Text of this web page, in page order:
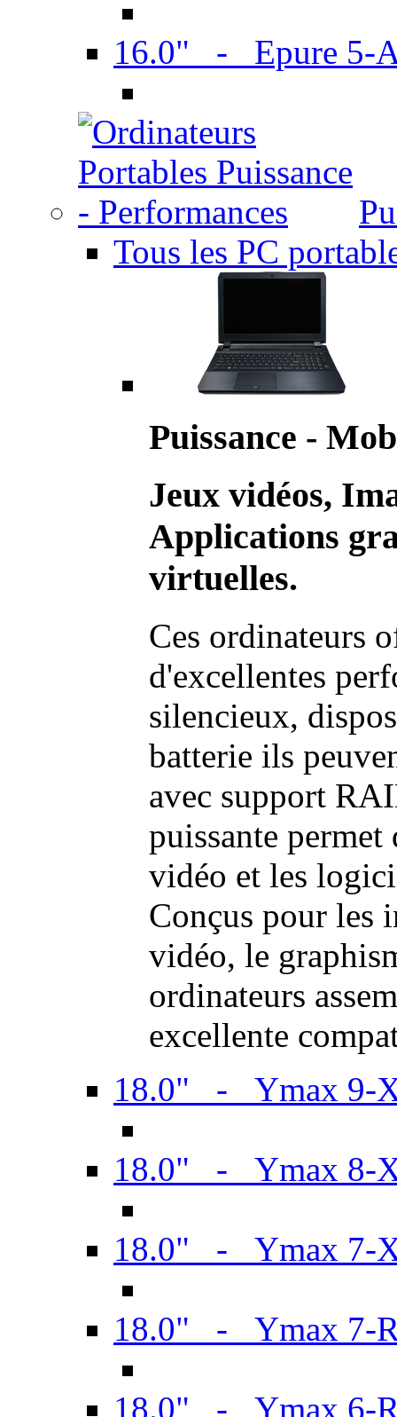
16.0" - Epure 5-
Tous les PC
Puissance -
Jeux vidéos,
Applications
virtuelles.
Ces ordinateurs
d'excellentes
silencieux,
batterie ils
avec support
puissante permet
vidéo et les
Conçus pour les
vidéo, le
ordinateurs
excellente
18.0" - Ymax 9-
18.0" - Ymax 8-
18.0" - Ymax 7-
18.0" - Ymax 7-
18.0" - Ymax 6-